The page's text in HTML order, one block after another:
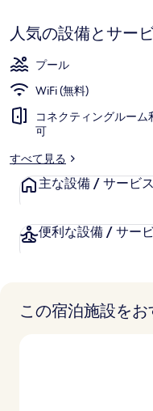
ャ
ラ
リ
ー
す
人気の設備とサー
プール
WiFi (無料)
コネクティングルーム
可
すべて見る
主な設備 / サービス
便利な設備 / サー
この宿泊施設を